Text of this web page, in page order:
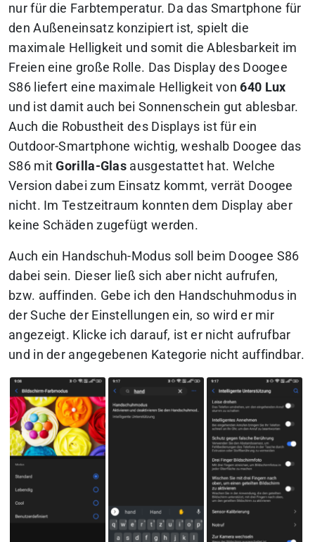
nur für die Farbtemperatur. Da das Smartphone für
den Außeneinsatz konzipiert ist, spielt die
maximale Helligkeit und somit die Ablesbarkeit im
Freien eine große Rolle. Das Display des Doogee
S86 liefert eine maximale Helligkeit von640 Lux
und ist damit auch bei Sonnenschein gut ablesbar.
Auch die Robustheit des Displays ist für ein
Outdoor-Smartphone wichtig, weshalb Doogee das
S86 mitGorilla-Glas ausgestattet hat. Welche
Version dabei zum Einsatz kommt, verrät Doogee
nicht. Im Testzeitraum konnten dem Display aber
keine Schäden zugefügt werden.
Auch ein Handschuh-Modus soll beim Doogee S86
dabei sein. Dieser ließ sich aber nicht aufrufen,
bzw. auffinden. Gebe ich den Handschuhmodus in
der Suche der Einstellungen ein, so wird er mir
angezeigt. Klicke ich darauf, ist er nicht aufrufbar
und in der angegebenen Kategorie nicht auffindbar.